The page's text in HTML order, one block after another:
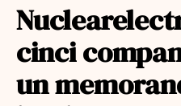
cinci
un